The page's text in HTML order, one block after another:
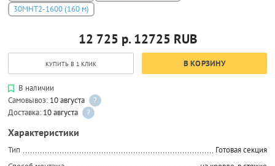
30МНТ2-1600 (160 м)
12 725 р. 12725 RUB
КУПИТЬ В 1 КЛИК В КОРЗИНУ
В наличии
Самовывоз: 10 августа
?
Доставка: 10 августа ?
Характеристики
Тип
Готовая секция